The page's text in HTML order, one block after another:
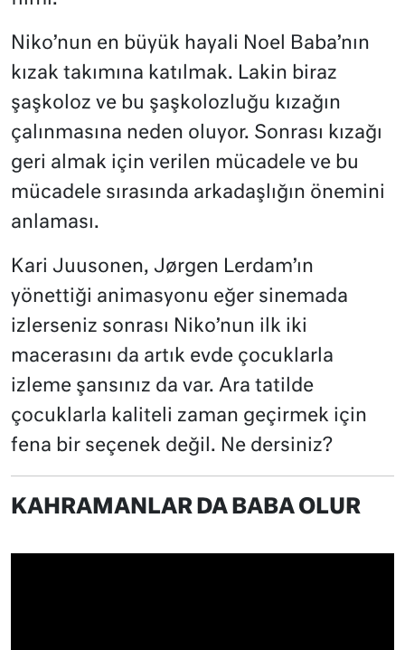
Niko’nun en büyük hayali Noel Baba’nın
kızak takımına katılmak. Lakin biraz
şaşkoloz ve bu şaşkolozluğu kızağın
çalınmasına neden oluyor. Sonrası kızağı
geri almak için verilen mücadele ve bu
mücadele sırasında arkadaşlığın önemini
anlaması.
Kari Juusonen, Jørgen Lerdam’ın
yönettiği animasyonu eğer sinemada
izlerseniz sonrası Niko’nun ilk iki
macerasını da artık evde çocuklarla
izleme şansınız da var. Ara tatilde
çocuklarla kaliteli zaman geçirmek için
fena bir seçenek değil. Ne dersiniz?
KAHRAMANLAR DA BABA OLUR